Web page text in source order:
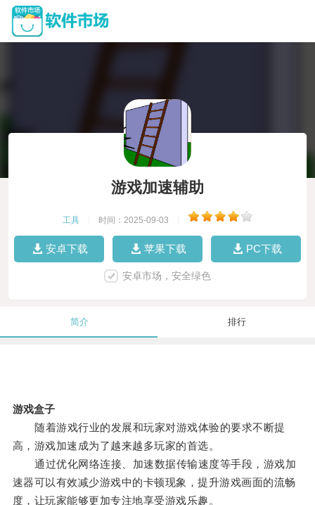
游戏加速辅助
工具 时间：2025-09-03
安卓下载 苹果下载 PC下载
安卓市场，安全绿色
简介 排行
游戏盒子
随着游戏行业的发展和玩家对游戏体验的要求不断提
高，游戏加速成为了越来越多玩家的首选。
通过优化网络连接、加速数据传输速度等手段，游戏加
速器可以有效减少游戏中的卡顿现象，提升游戏画面的流畅
度，让玩家能够更加专注地享受游戏乐趣。